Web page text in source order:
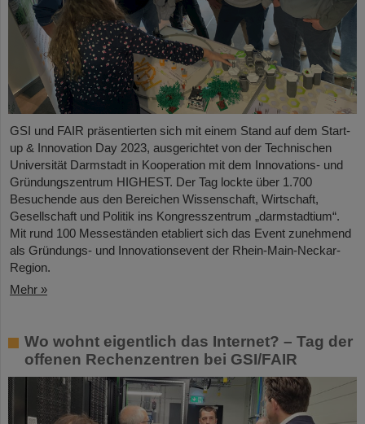
GSI und FAIR präsentierten sich mit einem Stand auf dem Start-
up & Innovation Day 2023, ausgerichtet von der Technischen
Universität Darmstadt in Kooperation mit dem Innovations- und
Gründungszentrum HIGHEST. Der Tag lockte über 1.700
Besuchende aus den Bereichen Wissenschaft, Wirtschaft,
Gesellschaft und Politik ins Kongresszentrum „darmstadtium“.
Mit rund 100 Messeständen etabliert sich das Event zunehmend
als Gründungs- und Innovationsevent der Rhein-Main-Neckar-
Region.
Mehr »
Wo wohnt eigentlich das Internet? – Tag der
offenen Rechenzentren bei GSI/FAIR